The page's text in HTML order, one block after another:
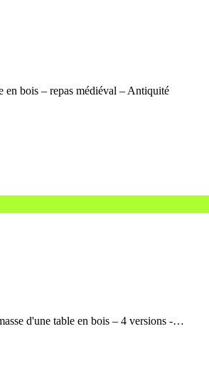
en bois – repas médiéval – Antiquité
d'une table en bois – 4 versions -…